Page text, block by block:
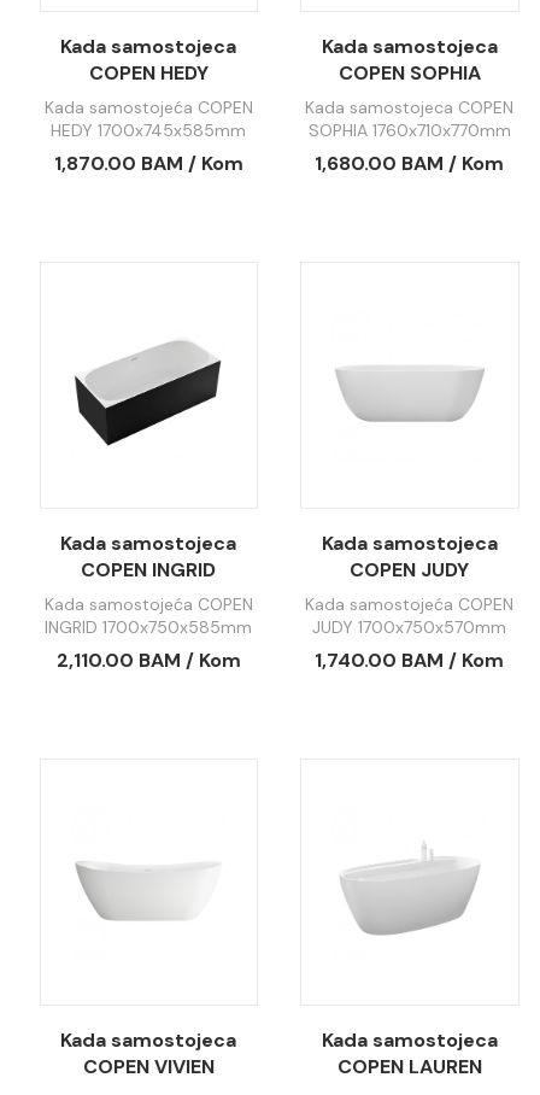
Kada samostojeca
COPEN HEDY
1700x745x585mm
sjajna bijela C-08-
L2002W
Kada samostojeća COPEN
HEDY 1700x745x585mm
sjajna bijela C-08-L2002W
1,870.00 BAM / Kom
Kada samostojeca
COPEN SOPHIA
1760x710x770mm
sjajna bijela C-08-
1005W
Kada samostojeca COPEN
SOPHIA 1760x710x770mm
sjajna bijela C-08-1005W
1,680.00 BAM / Kom
Kada samostojeca
COPEN INGRID
1700x750x585mm
mat crna/mat bijela
C-08-L2004MB/MW
Kada samostojeća COPEN
INGRID 1700x750x585mm
mat crna/mat bijela C-08-
L2004MB/MW
2,110.00 BAM / Kom
Kada samostojeca
COPEN JUDY
1700x750x570mm
sjajna bijela C-08-
2001W
Kada samostojeća COPEN
JUDY 1700x750x570mm
sjajna bijela C-08-2001W
1,740.00 BAM / Kom
Kada samostojeca
COPEN VIVIEN
Kada samostojeca
COPEN LAUREN